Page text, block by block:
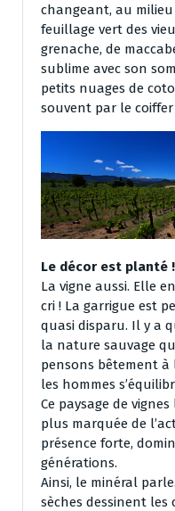
changeant, au
feuillage vert des
grenache, de
sublime avec son
petits nuages de
souvent par le
Le décor est planté !
La vigne aussi. Elle
cri ! La garrigue est
quasi disparu. Il y a
la nature sauvage
pensons bêtement
les hommes
Ce paysage de
plus marquée de
présence forte,
générations.
Ainsi, le minéral
sèches dessinent les